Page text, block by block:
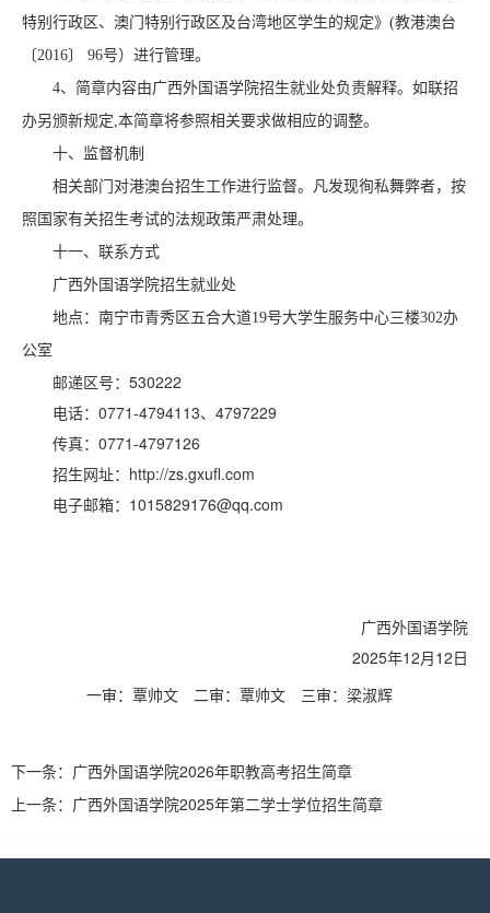
特别行政区、澳门特别行政区及台湾地区学生的规定》(教港澳台
〔2016〕 96号）进行管理。
4、简章内容由广西外国语学院招生就业处负责解释。如联招
办另颁新规定,本简章将参照相关要求做相应的调整。
十、监督机制
相关部门对港澳台招生工作进行监督。凡发现徇私舞弊者，按
照国家有关招生考试的法规政策严肃处理。
十一、联系方式
广西外国语学院招生就业处
地点：南宁市青秀区五合大道19号大学生服务中心三楼302办
公室
邮递区号：530222
电话：0771-4794113、4797229
传真：0771-4797126
招生网址：http://zs.gxufl.com
电子邮箱：1015829176@qq.com
广西外国语学院
2025年12月12日
一审：覃帅文
二审：覃帅文 三审：梁淑辉
下一条： 广西外国语学院2026年职教高考招生简章
上一条： 广西外国语学院2025年第二学士学位招生简章